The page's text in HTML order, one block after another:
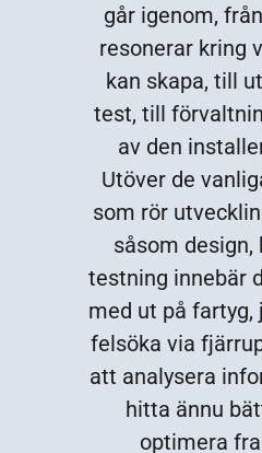
går igenom,
resonerar kring
kan skapa, till
test, till
av den
Utöver de
som rör
såsom design,
testning innebär
med ut på
felsöka via
att analysera
hitta ännu
optimera